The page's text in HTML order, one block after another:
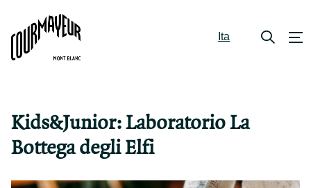
Ita
Kids&Junior: Laboratorio La
Bottega degli Elfi